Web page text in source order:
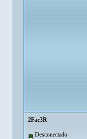
2Fac3R
Desconectado